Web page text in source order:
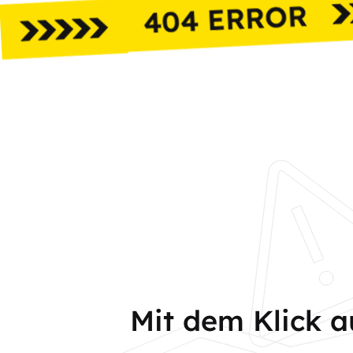
Mit dem Klick